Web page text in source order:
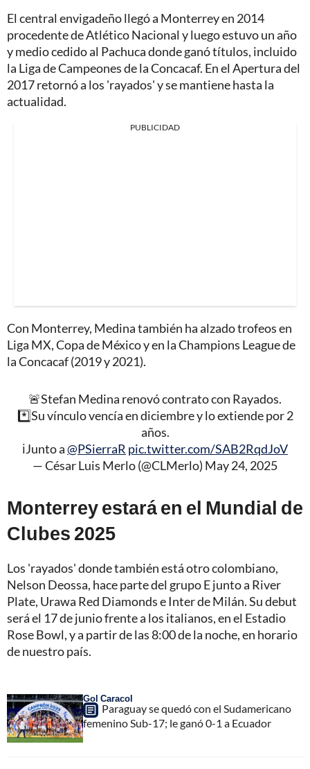
El central envigadeño llegó a Monterrey en 2014
procedente de Atlético Nacional y luego estuvo un año
y medio cedido al Pachuca donde ganó títulos, incluido
la Liga de Campeones de la Concacaf. En el Apertura del
2017 retornó a los 'rayados' y se mantiene hasta la
actualidad.
PUBLICIDAD
Con Monterrey, Medina también ha alzado trofeos en
Liga MX, Copa de México y en la Champions League de
la Concacaf (2019 y 2021).
🚨Stefan Medina renovó contrato con Rayados.
*️⃣Su vínculo vencía en diciembre y lo extiende por 2
años.
ℹ️Junto a@PSierraR pic.twitter.com/SAB2RqdJoV
— César Luis Merlo (@CLMerlo) May 24, 2025
Monterrey estará en el Mundial de
Clubes 2025
Los 'rayados' donde también está otro colombiano,
Nelson Deossa, hace parte del grupo E junto a River
Plate, Urawa Red Diamonds e Inter de Milán. Su debut
será el 17 de junio frente a los italianos, en el Estadio
Rose Bowl, y a partir de las 8:00 de la noche, en horario
de nuestro país.
Gol Caracol
Paraguay se quedó con el Sudamericano
femenino Sub-17; le ganó 0-1 a Ecuador